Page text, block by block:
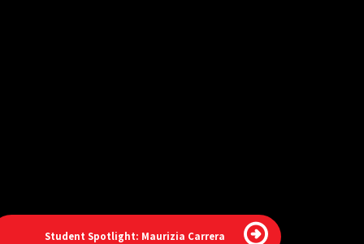
Student Spotlight: Maurizia Carrera